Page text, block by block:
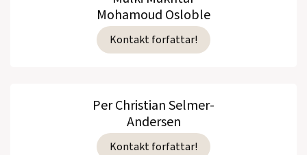
Mohamoud Osloble
Kontakt forfattar!
Per Christian Selmer-
Andersen
Kontakt forfattar!